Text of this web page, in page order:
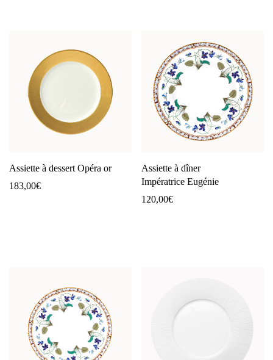
Assiette à dessert Opéra or
183,00€
Assiette à dîner
Impératrice Eugénie
120,00€